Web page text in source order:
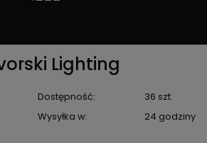
Lighting
Dostępność:
36 szt.
Wysyłka w:
24 godziny